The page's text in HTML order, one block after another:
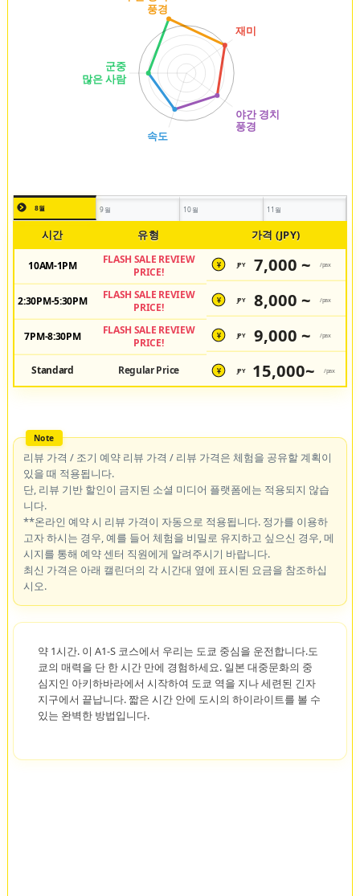
8월 9월 10월 11월
시간 유형 가격 (JPY)
10AM-1PM
FLASH SALE REVIEW
PRICE!
¥ JPY 7,000 ~ /pax
2:30PM-5:30PM
FLASH SALE REVIEW
PRICE!
¥ JPY 8,000 ~ /pax
7PM-8:30PM
FLASH SALE REVIEW
PRICE!
¥ JPY 9,000 ~ /pax
Standard Regular Price ¥ JPY 15,000~ /pax
리뷰 가격 / 조기 예약 리뷰 가격 / 리뷰 가격은 체험을 공유할 계획이
있을 때 적용됩니다.
단, 리뷰 기반 할인이 금지된 소셜 미디어 플랫폼에는 적용되지 않습
니다.
**온라인 예약 시 리뷰 가격이 자동으로 적용됩니다. 정가를 이용하
고자 하시는 경우, 예를 들어 체험을 비밀로 유지하고 싶으신 경우, 메
시지를 통해 예약 센터 직원에게 알려주시기 바랍니다.
최신 가격은 아래 캘린더의 각 시간대 옆에 표시된 요금을 참조하십
시오.
약 1시간. 이 A1-S 코스에서 우리는 도쿄 중심을 운전합니다.도
쿄의 매력을 단 한 시간 만에 경험하세요. 일본 대중문화의 중
심지인 아키하바라에서 시작하여 도쿄 역을 지나 세련된 긴자
지구에서 끝납니다. 짧은 시간 안에 도시의 하이라이트를 볼 수
있는 완벽한 방법입니다.